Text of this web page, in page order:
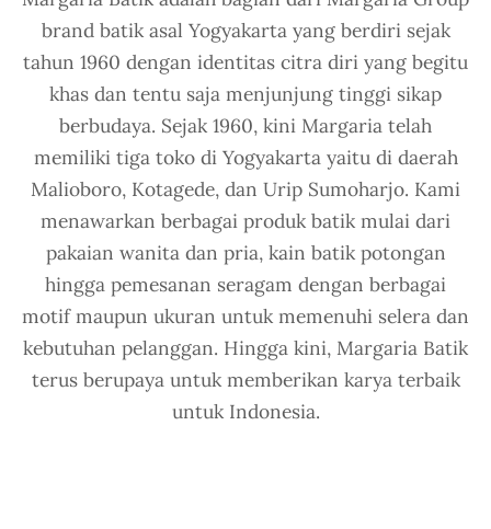
brand batik asal Yogyakarta yang berdiri sejak
tahun 1960 dengan identitas citra diri yang begitu
khas dan tentu saja menjunjung tinggi sikap
berbudaya. Sejak 1960, kini Margaria telah
memiliki tiga toko di Yogyakarta yaitu di daerah
Malioboro, Kotagede, dan Urip Sumoharjo. Kami
menawarkan berbagai produk batik mulai dari
pakaian wanita dan pria, kain batik potongan
hingga pemesanan seragam dengan berbagai
motif maupun ukuran untuk memenuhi selera dan
kebutuhan pelanggan. Hingga kini, Margaria Batik
terus berupaya untuk memberikan karya terbaik
untuk Indonesia.